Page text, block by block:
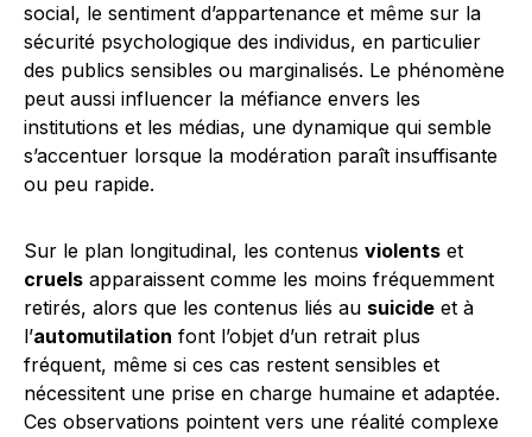
social, le sentiment d’appartenance et même sur la
sécurité psychologique des individus, en particulier
des publics sensibles ou marginalisés. Le phénomène
peut aussi influencer la méfiance envers les
institutions et les médias, une dynamique qui semble
s’accentuer lorsque la modération paraît insuffisante
ou peu rapide.
Sur le plan longitudinal, les contenus violents et
cruels apparaissent comme les moins fréquemment
retirés, alors que les contenus liés au suicide et à
l’automutilation font l’objet d’un retrait plus
fréquent, même si ces cas restent sensibles et
nécessitent une prise en charge humaine et adaptée.
Ces observations pointent vers une réalité complexe